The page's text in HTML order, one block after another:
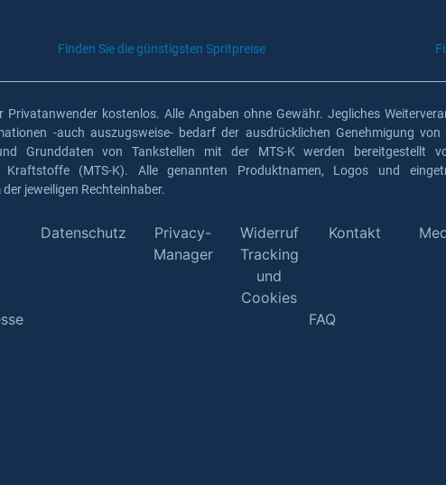
Finden Sie die günstigsten Spritpreise
kostenlos. Alle Angaben ohne Gewähr. Jegliches
-auch auszugsweise- bedarf der ausdrücklichen Genehmigung von
Grunddaten von Tankstellen mit der MTS-K werden bereitgestellt
Kraftstoffe (MTS-K). Alle genannten Produktnamen, Logos und
jeweiligen Rechteinhaber.
Datenschutz
Privacy-
Manager
Widerruf
Tracking
und
Cookies
Kontakt
FAQ